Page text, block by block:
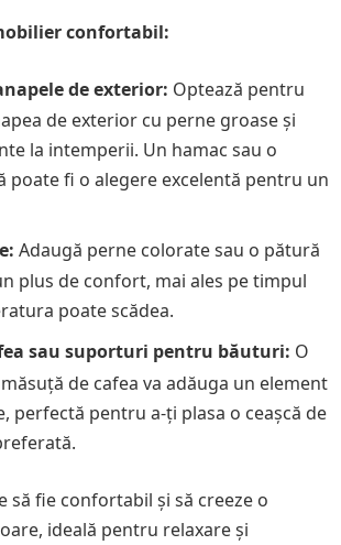
confortabil:
de exterior: Optează pentru
de exterior cu perne groase și
la intemperii. Un hamac sau o
poate fi o alegere excelentă pentru un
Adaugă perne colorate sau o pătură
plus de confort, mai ales pe timpul
poate scădea.
sau suporturi pentru băuturi: O
de cafea va adăuga un element
perfectă pentru a-ți plasa o ceașcă de
să fie confortabil și să creeze o
ideală pentru relaxare și